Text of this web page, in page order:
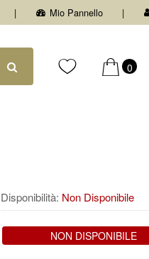
Mio Pannello
0
Disponibilità: Non Disponibile
NON DISPONIBILE